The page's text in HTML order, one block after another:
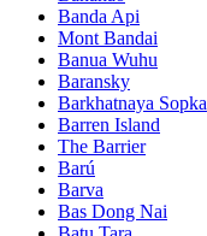
Banda Api
Mont Bandai
Banua Wuhu
Baransky
Barkhatnaya Sopka
Barren Island
The Barrier
Barú
Barva
Bas Dong Nai